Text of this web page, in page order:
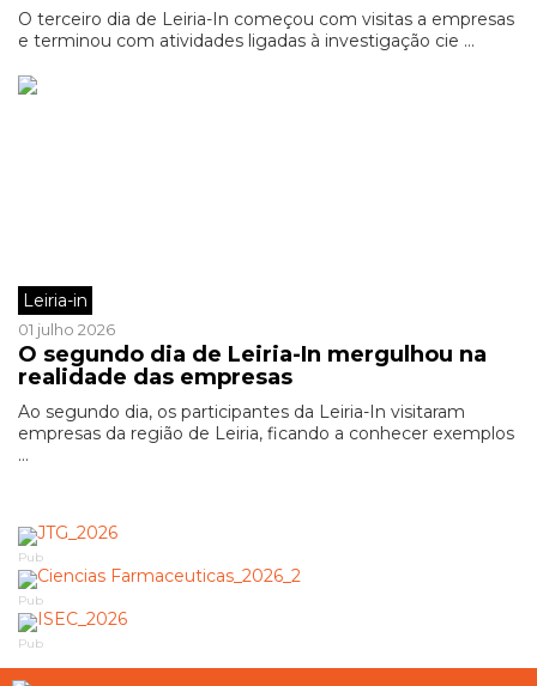
O terceiro dia de Leiria-In começou com visitas a empresas
e terminou com atividades ligadas à investigação cie ...
Leiria-in
01 julho 2026
O segundo dia de Leiria-In mergulhou na
realidade das empresas
Ao segundo dia, os participantes da Leiria-In visitaram
empresas da região de Leiria, ficando a conhecer exemplos
...
Pub
Pub
Pub